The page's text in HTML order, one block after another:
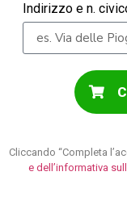
Indirizzo e n.
Cliccando “Completa
e dell’informativa